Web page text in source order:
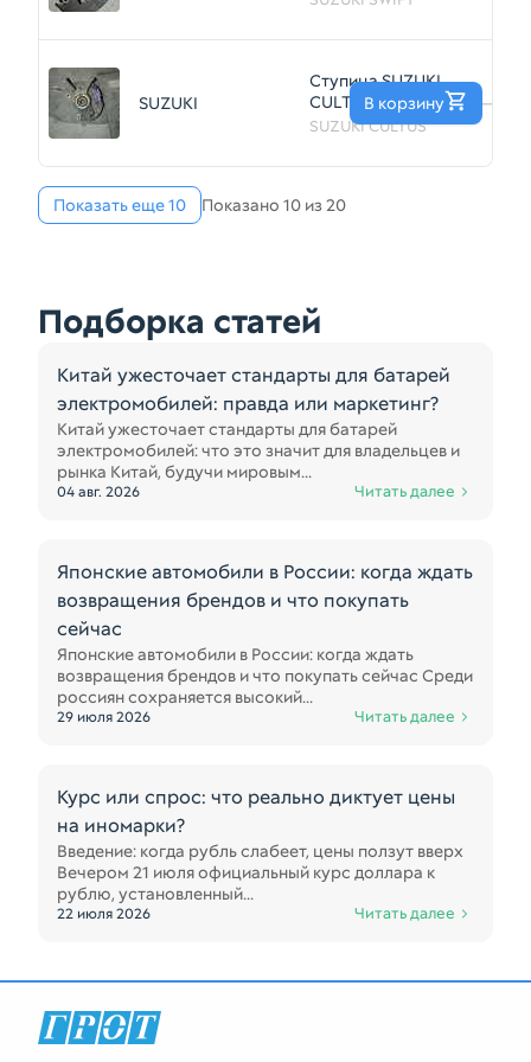
79586917
SUZUKI
Ступица SUZUKI
CULTUS GC21W
Перед Прав
79586903
SUZUKI CULTUS
—
В корзину
Показать еще 10 Показано 10 из 20
Подборка статей
Китай ужесточает стандарты для батарей
электромобилей: правда или маркетинг?
Китай ужесточает стандарты для батарей
электромобилей: что это значит для владельцев и
рынка Китай, будучи мировым...
04 авг. 2026 Читать далее
Японские автомобили в России: когда ждать
возвращения брендов и что покупать
сейчас
Японские автомобили в России: когда ждать
возвращения брендов и что покупать сейчас Среди
россиян сохраняется высокий...
29 июля 2026 Читать далее
Курс или спрос: что реально диктует цены
на иномарки?
Введение: когда рубль слабеет, цены ползут вверх
Вечером 21 июля официальный курс доллара к
рублю, установленный...
22 июля 2026 Читать далее